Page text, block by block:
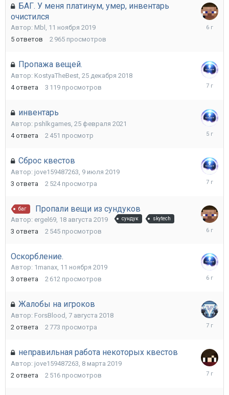
БАГ. У меня платинум, умер, инвентарь
очистился
Автор: Mbl 11 ноября 2019
5 ответов 2 965 просмотров
12
Пропажа вещей.
Автор: KostyaTheBest 25 декабря 2018
4 ответа 3 119 просмотров
26
инвентарь
Автор: pshlkgames 25 февраля 2021
4 ответа 2 451 просмотр
Сброс квестов
Автор: jove159487263 9 июля 2019
3 ответа 2 524 просмотра
баг Пропали вещи из сундуков
Автор: ergel69 18 августа 2019 сундук skytech
3 ответа 2 545 просмотров
18
Оскорбление.
Автор: 1manax, 11 ноября 2019
3 ответа 2 612 просмотров
12
Жалобы на игроков
Автор: ForsBlood , 7 августа 2018
2 ответа 2 773 просмотра
22
неправильная работа некоторых квестов
Автор: jove159487263, 8 марта 2019
2 ответа 2 516 просмотров